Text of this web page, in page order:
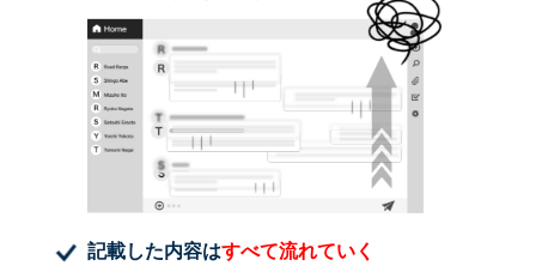
記載した内容はすべて流れていく